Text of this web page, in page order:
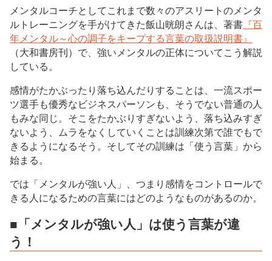
メンタルコーチとしてこれまで数々のアスリートのメンタ
ルトレーニングを手がけてきた飯山晄朗さんは、著書 『百
年メンタル～心の調子をキープする言葉の取扱説明書』
（大和書房刊）で、強いメンタルの正体についてこう解説
している。
感情がたかぶったり落ち込んだりすることは、一流スポー
ツ選手も優秀なビジネスパーソンも、そうでない普通の人
もみな同じ。そこをたかぶりすぎないよう、落ち込みすぎ
ないよう、ムラをなくしていくことは訓練次第で誰でもで
きるようになるそう。そしてその訓練は「使う言葉」から
始まる。
では「メンタルが強い人」、つまり感情をコントロールで
きる人になるための言葉にはどのようなものがあるのか。
■「メンタルが強い人」は使う言葉が違
う！